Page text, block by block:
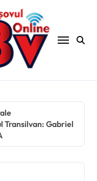
Transilvan: Gabriel